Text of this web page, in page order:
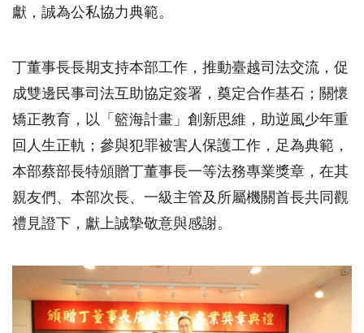
獻，誠為公私協力典範。
丁董事長長期支持本部工作，推動臺越司法交流，促
成雙邊民事司法互助協定簽署，奠定合作基石；關懷
矯正教育，以「籃海計畫」創新思維，助逆風少年重
回人生正軌；參與犯罪被害人保護工作，足為典範，
本部蔡部長特頒贈丁董事長一等法務專業獎章，在其
親友們、本部次長、一級主管及所屬機關首長共同觀
禮見證下，獻上誠摯敬意與感謝。